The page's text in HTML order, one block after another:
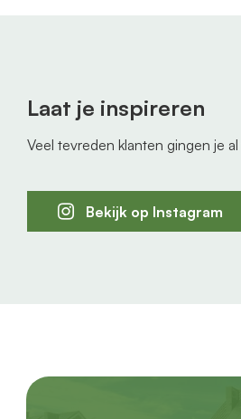
Laat je inspireren
Veel tevreden klanten gingen je
Bekijk op Instagram